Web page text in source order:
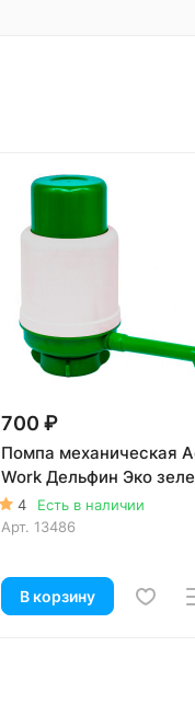
700 ₽
Помпа механическая
Work Дельфин Эко
4
Есть в наличии
Арт. 13486
В корзину